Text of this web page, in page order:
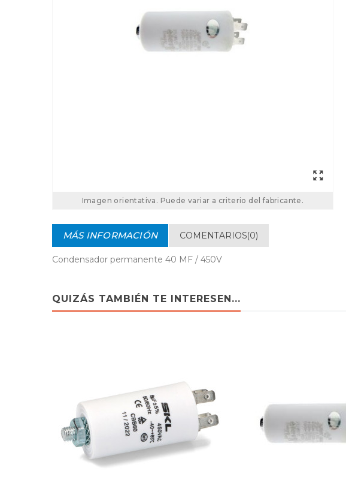
Imagen orientativa. Puede variar a criterio del fabricante.
MÁS INFORMACIÓN COMENTARIOS(0)
Condensador permanente 40 MF / 450V
QUIZÁS TAMBIÉN TE INTERESEN...